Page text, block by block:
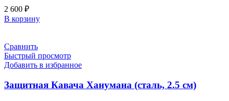
2 600 ₽
В корзину
Сравнить
Быстрый просмотр
Добавить в избранное
Защитная Кавача Ханумана (сталь, 2.5 см)